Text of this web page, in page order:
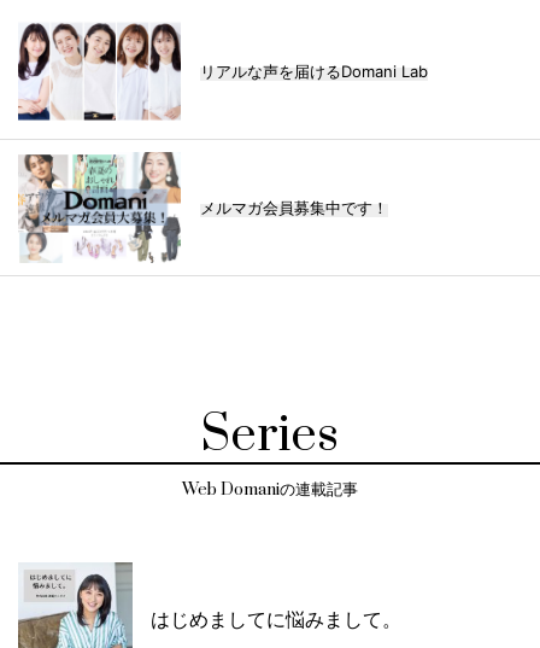
リアルな声を届けるDomani Lab
メルマガ会員募集中です！
Series
Web Domaniの連載記事
はじめましてに悩みまして。